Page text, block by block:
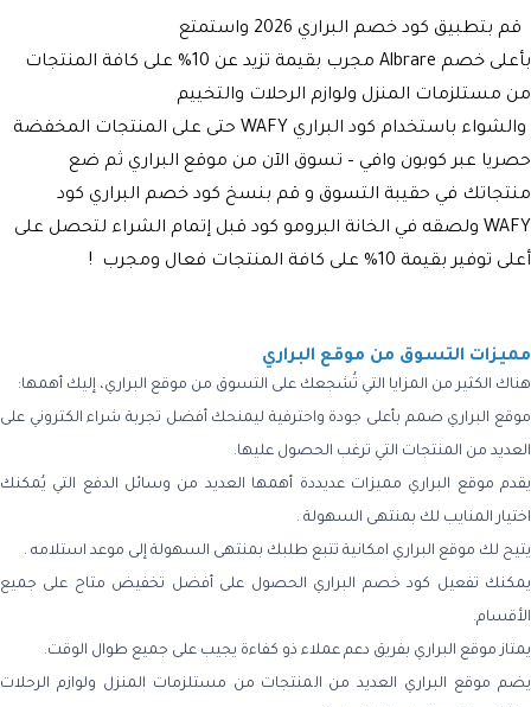
قم بتطبيق كود خصم البراري 2026 واستمتع
بأعلى خصم Albrare مجرب بقيمة تزيد عن 10% على
كافة المنتجات
من مستلزمات المنزل ولوازم الرحلات والتخييم
والشواء باستخدام كود البراري WAFY
حتى على المنتجات المخفضة
حصريا عبر كوبون وافي – تسوق الآن من موقع البراري ثم ضع
منتجاتك في حقيبة التسوق و قم بنسخ كود خصم البراري كود
WAFY ولصقه
في الخانة البرومو كود قبل إتمام الشراء لتحصل على
أعلى توفير بقيمة 10% على كافة المنتجات فعال ومجرب
!
مميزات التسوق من موقع البراري
هناك الكثير من المزايا التي تُشجعك على التسوق من موقع البراري، إليك أهمها:
موقع البراري صمم بأعلى جودة واحترفية ليمنحك أفضل تجربة شراء الكتروني على
العديد من المنتجات التي ترغب الحصول عليها.
يقدم موقع البراري مميزات عديددة أهمها العديد من وسائل الدفع التي يُمكنك
اختيار المنايب لك بمنتهى السهولة .
يتيح لك موقع البراري امكانية تتبع طلبك بمنتهى السهولة إلى موعد استلامه .
يمكنك تفعيل كود خصم البراري الحصول على أفضل تخفيض متاح على جميع
الأقسام.
يمتاز موقع البراري بفريق دعم عملاء ذو كفاءة يجيب على جميع طوال الوقت.
يضم موقع البراري العديد من المنتجات من مستلزمات المنزل ولوازم الرحلات